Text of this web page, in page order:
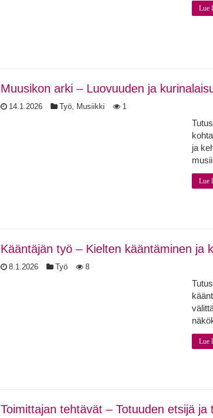
Lue
Muusikon arki – Luovuuden ja
14.1.2026 Työ, Musiikki 1
ja
Lue
Kääntäjän työ – Kielten kääntäminen ja
8.1.2026 Työ 8
Lue
Toimittajan tehtävät – Totuuden etsijä ja